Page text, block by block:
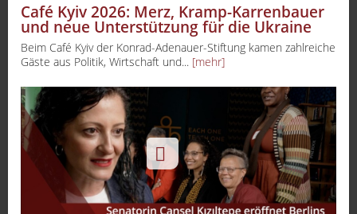
Café Kyiv 2026: Merz, Kramp-Karrenbauer
und neue Unterstützung für die Ukraine
Beim Café Kyiv der Konrad-Adenauer-Stiftung kamen zahlreiche
Gäste aus Politik, Wirtschaft und... [mehr]